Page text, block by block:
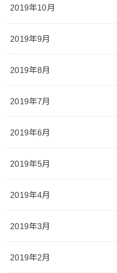
2019年10月
2019年9月
2019年8月
2019年7月
2019年6月
2019年5月
2019年4月
2019年3月
2019年2月